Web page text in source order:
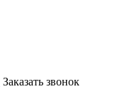
Заказать звонок